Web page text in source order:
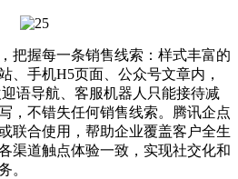
把握每一条销售线索：样式丰富的
、手机H5页面、公众号文章内，
语导航、客服机器人只能接待减
，不错失任何销售线索。腾讯企点
联合使用，帮助企业覆盖客户全生
渠道触点体验一致，实现社交化和
。